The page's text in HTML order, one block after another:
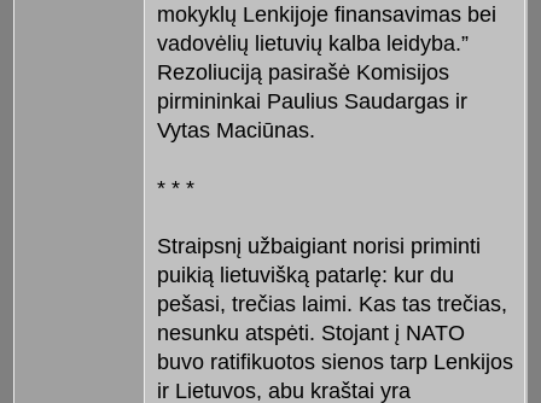
mokyklų Lenkijoje finansavimas bei
vadovėlių lietuvių kalba leidyba.”
Rezoliuciją pasirašė Komisijos
pirmininkai Paulius Saudargas ir
Vytas Maciūnas.
* * *
Straipsnį užbaigiant norisi priminti
puikią lietuvišką patarlę: kur du
pešasi, trečias laimi. Kas tas trečias,
nesunku atspėti. Stojant į NATO
buvo ratifikuotos sienos tarp Lenkijos
ir Lietuvos, abu kraštai yra